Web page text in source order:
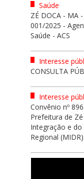
Saúde
ZÉ DOCA - MA
001/2025 -
Saúde - ACS
Interesse
CONSULTA
Interesse
Convênio nº
Prefeitura de
Integração e
Regional (MIDR)